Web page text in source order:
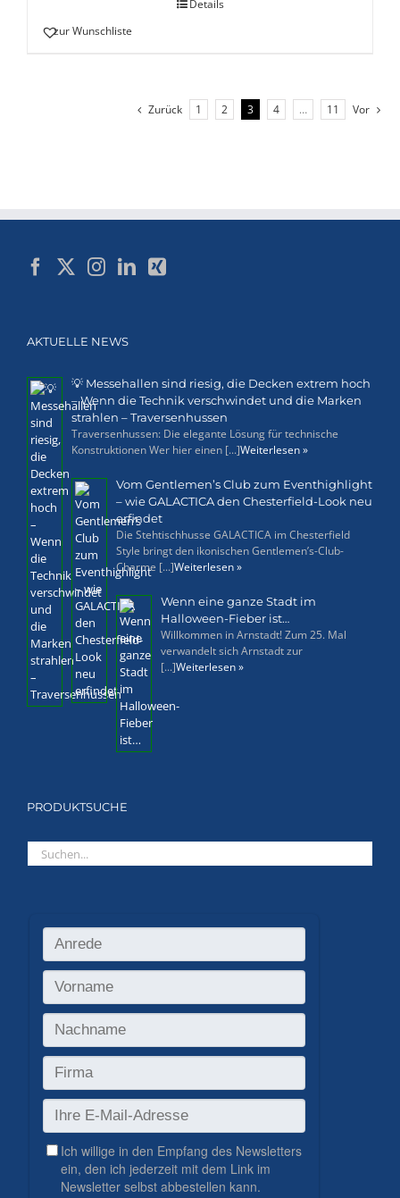
Details
zur Wunschliste
Zurück 1 2 3 4 … 11 Vor
AKTUELLE NEWS
💡 Messehallen sind riesig, die Decken extrem hoch
– Wenn die Technik verschwindet und die Marken
strahlen – Traversenhussen
Traversenhussen: Die elegante Lösung für technische
Konstruktionen Wer hier einen [...]Weiterlesen »
Vom Gentlemen’s Club zum Eventhighlight
– wie GALACTICA den Chesterfield-Look neu
erfindet
Die Stehtischhusse GALACTICA im Chesterfield
Style bringt den ikonischen Gentlemen’s-Club-
Charme [...]Weiterlesen »
Wenn eine ganze Stadt im
Halloween-Fieber ist…
Willkommen in Arnstadt! Zum 25. Mal
verwandelt sich Arnstadt zur
[...]Weiterlesen »
PRODUKTSUCHE